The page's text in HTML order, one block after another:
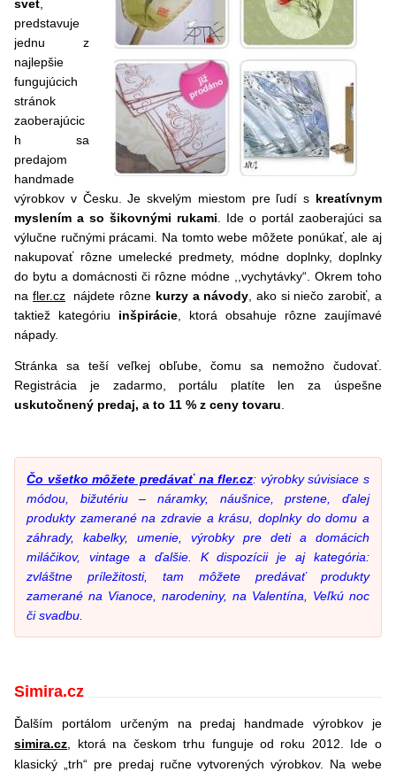
svet
predstavuje
jednu z
najlepšie
fungujúcich
stránok
zaoberajúcic
h sa
predajom
handmade
výrobkov v Česku. Je skvelým miestom pre ľudí s kreatívnym
myslením a so šikovnými rukami . Ide o portál zaoberajúci sa
výlučne ručnými prácami. Na tomto webe môžete ponúkať, ale aj
nakupovať rôzne umelecké predmety, módne doplnky, doplnky
do bytu a domácnosti či rôzne módne ,,vychytávky“. Okrem toho
na fler.cznájdete rôzne kurzy a návody , ako si niečo zarobiť, a
taktiež kategóriu inšpirácie , ktorá obsahuje rôzne zaujímavé
nápady.
Stránka sa teší veľkej obľube, čomu sa nemožno čudovať.
Registrácia je zadarmo, portálu platíte len za úspešne
uskutočnený predaj, a to 11 % z ceny tovaru
Čo všetko môžete predávať na fler.cz: výrobky súvisiace s
módou, bižutériu – náramky, náušnice, prstene, ďalej
produkty zamerané na zdravie a krásu, doplnky do domu a
záhrady, kabelky, umenie, výrobky pre deti a domácich
miláčikov, vintage a ďalšie. K dispozícii je aj kategória:
zvláštne príležitosti, tam môžete predávať produkty
zamerané na Vianoce, narodeniny, na Valentína, Veľkú noc
či svadbu.
Simira.cz
Ďalším portálom určeným na predaj handmade výrobkov je
simira.cz , ktorá na českom trhu funguje od roku 2012. Ide o
klasický „trh“ pre predaj ručne vytvorených výrobkov. Na webe